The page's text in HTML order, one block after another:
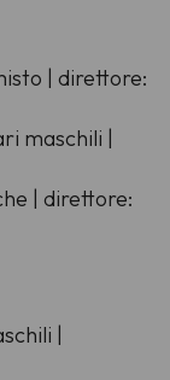
| direttore:
maschili |
| direttore:
|